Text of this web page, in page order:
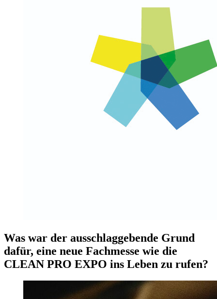
Was war der ausschlaggebende Grund
dafür, eine neue Fachmesse wie die
CLEAN PRO EXPO ins Leben zu rufen?